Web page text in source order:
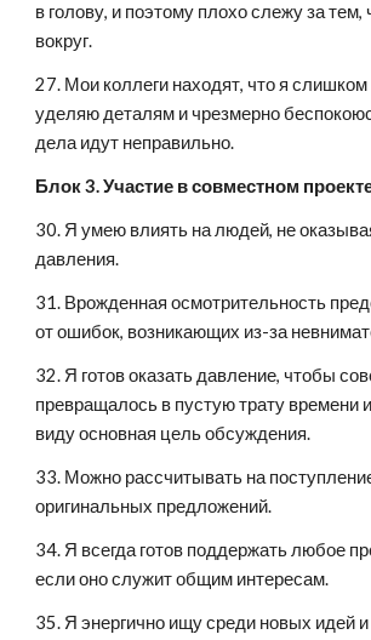
в голову, и поэтому плохо слежу за тем,
вокруг.
27. Мои коллеги находят, что я
уделяю деталям и чрезмерно
дела идут неправильно.
Блок 3. Участие в совместном
30. Я умею влиять на людей, не
давления.
31. Врожденная осмотрительность
от ошибок, возникающих из-за
32. Я готов оказать давление, чтобы
превращалось в пустую трату времени
виду основная цель обсуждения.
33. Можно рассчитывать на
оригинальных предложений.
34. Я всегда готов поддержать любое
если оно служит общим интересам.
35. Я энергично ищу среди новых идей и